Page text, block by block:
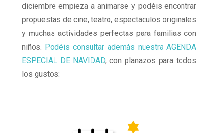
diciembre empieza a animarse y podéis encontrar
propuestas de cine, teatro, espectáculos originales
y muchas actividades perfectas para familias con
niños. Podéis consultar además nuestra AGENDA
ESPECIAL DE NAVIDAD, con planazos para todos
los gustos: